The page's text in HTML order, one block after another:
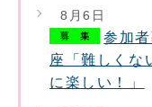
8月6日
参加
座「難しくな
に楽しい！」